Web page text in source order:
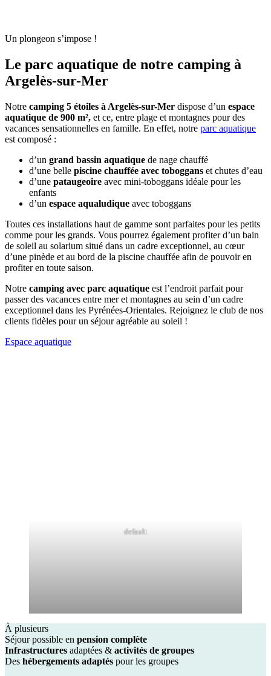
Un plongeon s’impose !
Le parc aquatique de notre camping à
Argelès-sur-Mer
Notre camping 5 étoiles à Argelès-sur-Mer dispose d’un espace
aquatique de 900 m², et ce, entre plage et montagnes pour des
vacances sensationnelles en famille. En effet, notre parc aquatique
est composé :
d’un grand bassin aquatique de nage chauffé
d’une belle piscine chauffée avec toboggans et chutes d’eau
d’une pataugeoire avec mini-toboggans idéale pour les
enfants
d’un espace aqualudique avec toboggans
Toutes ces installations haut de gamme sont parfaites pour les petits
comme pour les grands. Vous pourrez également profiter d’un bain
de soleil au solarium situé dans un cadre exceptionnel, au cœur
d’une pinède et au bord de la piscine chauffée afin de pouvoir en
profiter en toute saison.
Notre camping avec parc aquatique est l’endroit parfait pour
passer des vacances entre mer et montagnes au sein d’un cadre
exceptionnel dans les Pyrénées-Orientales. Rejoignez le club de nos
clients fidèles pour un séjour agréable au soleil !
Espace aquatique
default
À plusieurs
Séjour possible en pension complète
Infrastructures adaptées & activités de groupes
Des hébergements adaptés pour les groupes